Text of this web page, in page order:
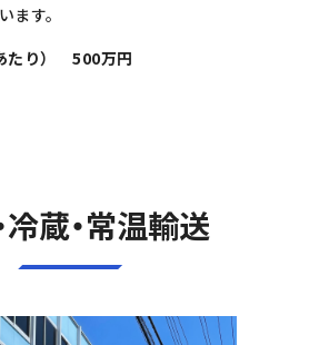
ます。
たり） 500万円
冷蔵・常温輸送